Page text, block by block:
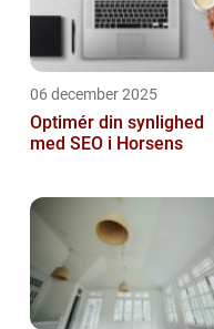
06 december 2025
Optimér din synlighed
med SEO i Horsens